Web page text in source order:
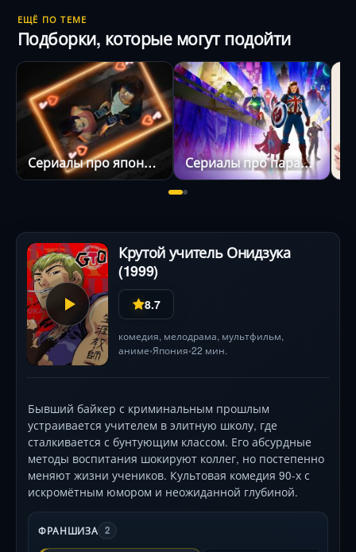
Тиаки Кобаяси (Рагна) и Аюму Мурасэ (Багровый).
Готовьтесь к жертвам, предательствам и визуальному
буйству, где судьба миров висит на волоске.
ЕЩЁ ПО ТЕМЕ
Подборки, которые могут подойти
Сериалы про японию Сериалы про параллельные миры
Крутой учитель Онидзука
(1999)
8.7
комедия, мелодрама, мультфильм,
аниме•Япония•22 мин.
Бывший байкер с криминальным прошлым
устраивается учителем в элитную школу, где
сталкивается с бунтующим классом. Его абсурдные
методы воспитания шокируют коллег, но постепенно
меняют жизни учеников. Культовая комедия 90-х с
искромётным юмором и неожиданной глубиной.
ФРАНШИЗА 2